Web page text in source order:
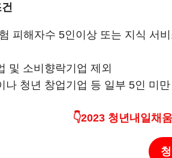
피해자수 5인이상 또는 지식 서
및 소비향락기업 제외
나 청년 창업기업 등 일부 5인 미
👇2023 청년내일채